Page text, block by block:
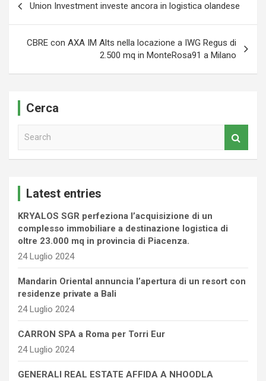
Union Investment investe ancora in logistica olandese
CBRE con AXA IM Alts nella locazione a IWG Regus di
2.500 mq in MonteRosa91 a Milano
Cerca
Latest entries
KRYALOS SGR perfeziona l’acquisizione di un
complesso immobiliare a destinazione logistica di
oltre 23.000 mq in provincia di Piacenza.
24 Luglio 2024
Mandarin Oriental annuncia l’apertura di un resort con
residenze private a Bali
24 Luglio 2024
CARRON SPA a Roma per Torri Eur
24 Luglio 2024
GENERALI REAL ESTATE AFFIDA A NHOODLA